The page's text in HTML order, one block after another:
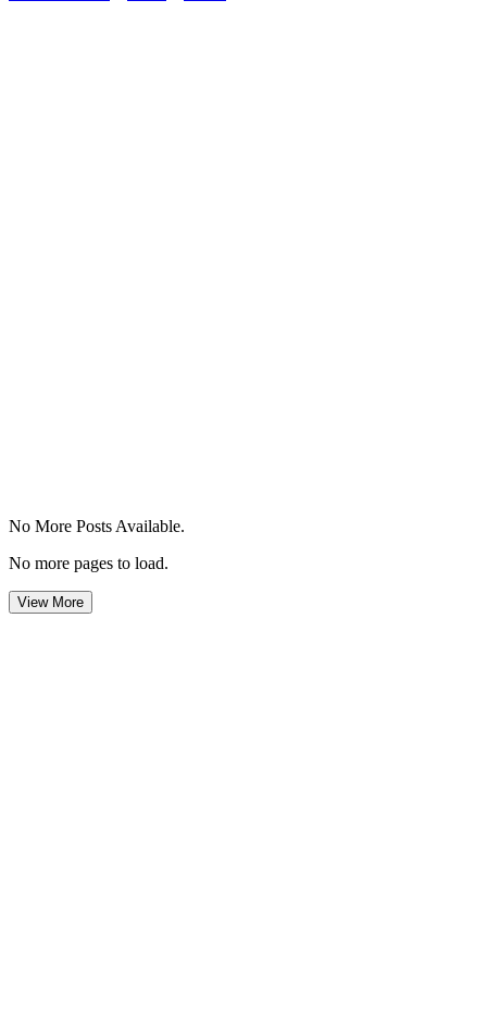
No More Posts Available.
No more pages to load.
View More